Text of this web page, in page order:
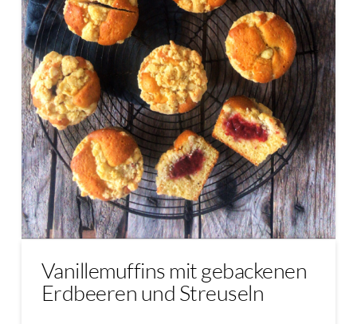
Vanillemuffins mit gebackenen
Erdbeeren und Streuseln